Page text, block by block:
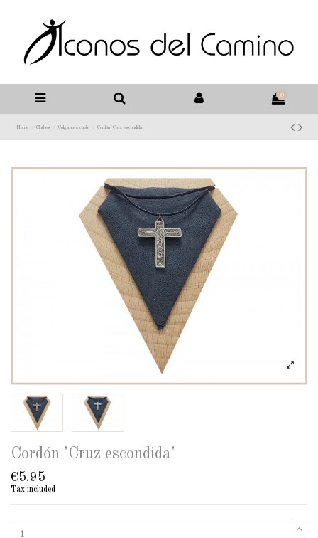
0
Home Clothes Colgantes cuello Cordón 'Cruz escondida'
Cordón 'Cruz escondida'
€5.95
Tax included